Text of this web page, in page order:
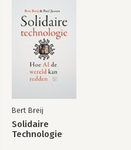
Bert Breij
Solidaire
Technologie